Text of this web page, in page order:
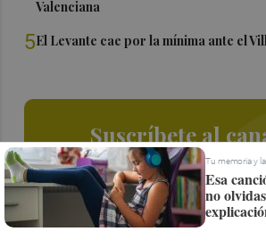
Valenciana
5El Levante cae por la mínima ante el
Suscríbete al
Whatsapp
Siempre al día de las
¡Quiero
Tu memoria y
Esa
no